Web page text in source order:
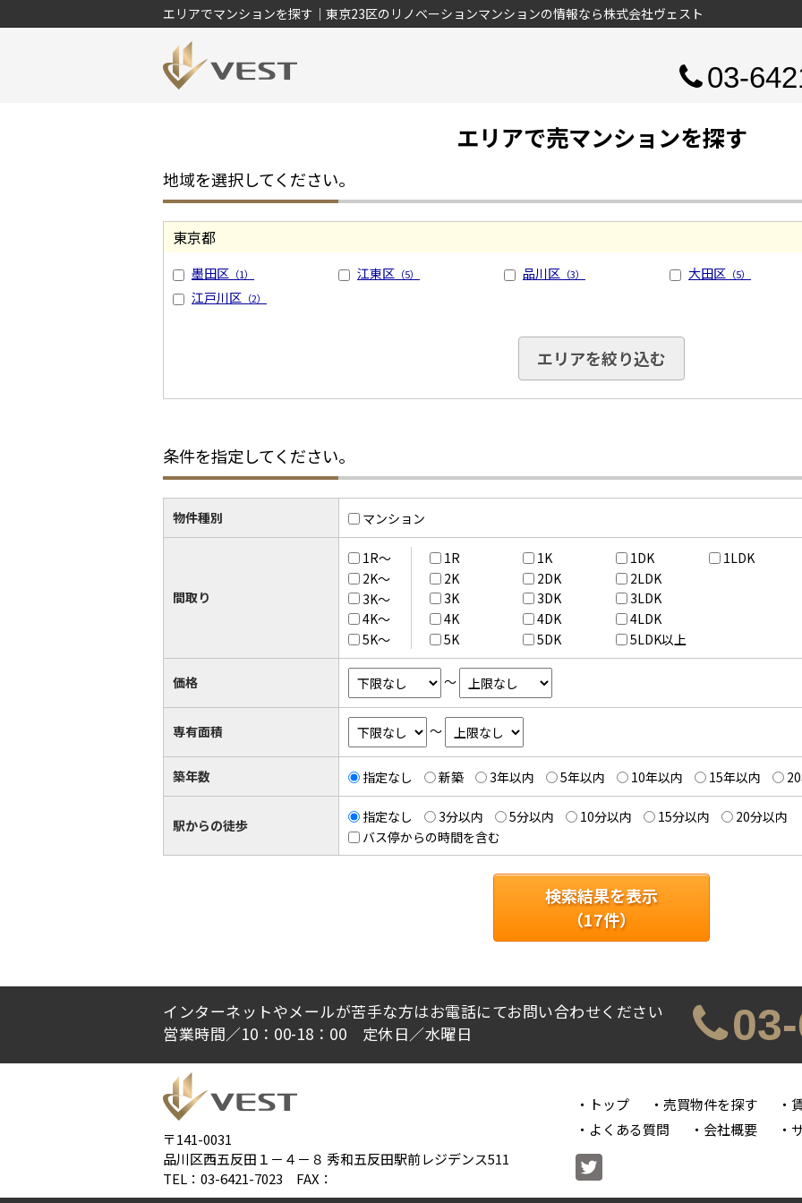
エリアでマンションを探す｜東京23区のリノベーションマンションの情報なら株式会社ヴェスト
03-
エリアで売マンションを探す
地域を選択してください。
東京都
墨田区 （1） 江東区 （5） 品川区 （3） 大田区 （5）
江戸川区 （2）
エリアを絞り込む
条件を指定してください。
物件種別 マンション
間取り
1R～
2K～
3K～
4K～
5K～
1R 1K 1DK
1LDK
2K
2DK
2LDK
3K
3DK
3LDK
4K
4DK
4LDK
5K
5DK 5LDK以上
価格 ～
専有面積 ～
築年数 指定なし 新築 3年以内 5年以内 10年以内 15年以内
駅からの徒歩
指定なし 3分以内 5分以内 10分以内 15分以内
20分以内
バス停からの時間を含む
検索結果を表示
（17件）
インターネットやメールが苦手な方はお電話にてお問い合わせください
営業時間／10：00-18：00 定休日／水曜日
〒141-0031
品川区西五反田１－４－８ 秀和五反田駅前レジデンス511
TEL：03-6421-7023 FAX：
トップ 売買物件を探す
よくある質問
会社概要